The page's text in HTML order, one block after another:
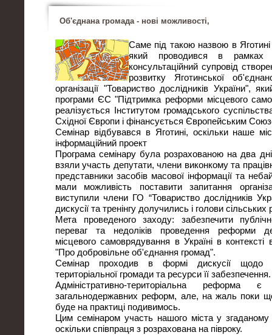
Об'єднана громада - нові можливості,
Саме під такою назвою в Яготині
який проводився в рамках
консультаційний супровід
розвитку Яготинської
організації "Товариство дослідників України",
програми ЄС "Підтримка реформи місцевого
реалізується Інститутом громадського
Східної Європи і фінансується Європейським
Семінар відбувався в Яготині, оскільки наше
інформаційний проект
Програма семінару була розрахованою на два
взяли участь депутати, члени виконкому та
представники засобів масової інформації та
мали можливість поставити запитання
виступили члени ГО “Товариство дослідників
дискусії та тренінгу долучились і голови сільських
Мета проведеного заходу: забезпечити
переваг та недоліків проведення реформи
місцевого самоврядування в Україні в контексті
"Про добровільне об'єднання громад".
Семінар проходив в формі дискусії щодо
територіальної громади та ресурси її забезпечення.
Адміністративно-територіальна реформа
загальнодержавних реформ, але, на жаль поки що
буде на практиці подивимось.
Цим семінаром участь нашого міста у згаданому
оскільки співпраця з розрахована на півроку.